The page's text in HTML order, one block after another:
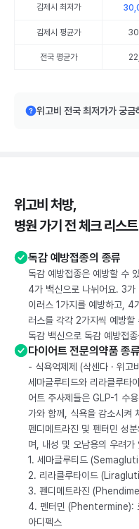
김제시 최저가
김제시 평균가
전국 평균가
위고비 전국 최저가가 궁금
위고비 처방,
병원 가기 전 체크 리스트
독감 예방접종의 종류
독감 예방접종은 예방할 수
4가 백신으로 나뉘어요. 3
이러스 1가지를 예방하고, 4
러스를 각각 2가지씩 예방
독감 백신으로 독감 예방접
다이어트 전문의약품 종
- 식욕억제제 (삭센다 · 위고
세마글루티드와 리라클루타
어트 주사제들은 GLP-1 수
가와 함께, 식욕을 감소시켜
펜디메트라진 및 펜터민 성
며, 내성 및 오남용의 우려
1. 세마글루티드
2. 리라클루타이드
3. 펜디메트라진
4. 펜터민 (Phentermine):
아디펙스